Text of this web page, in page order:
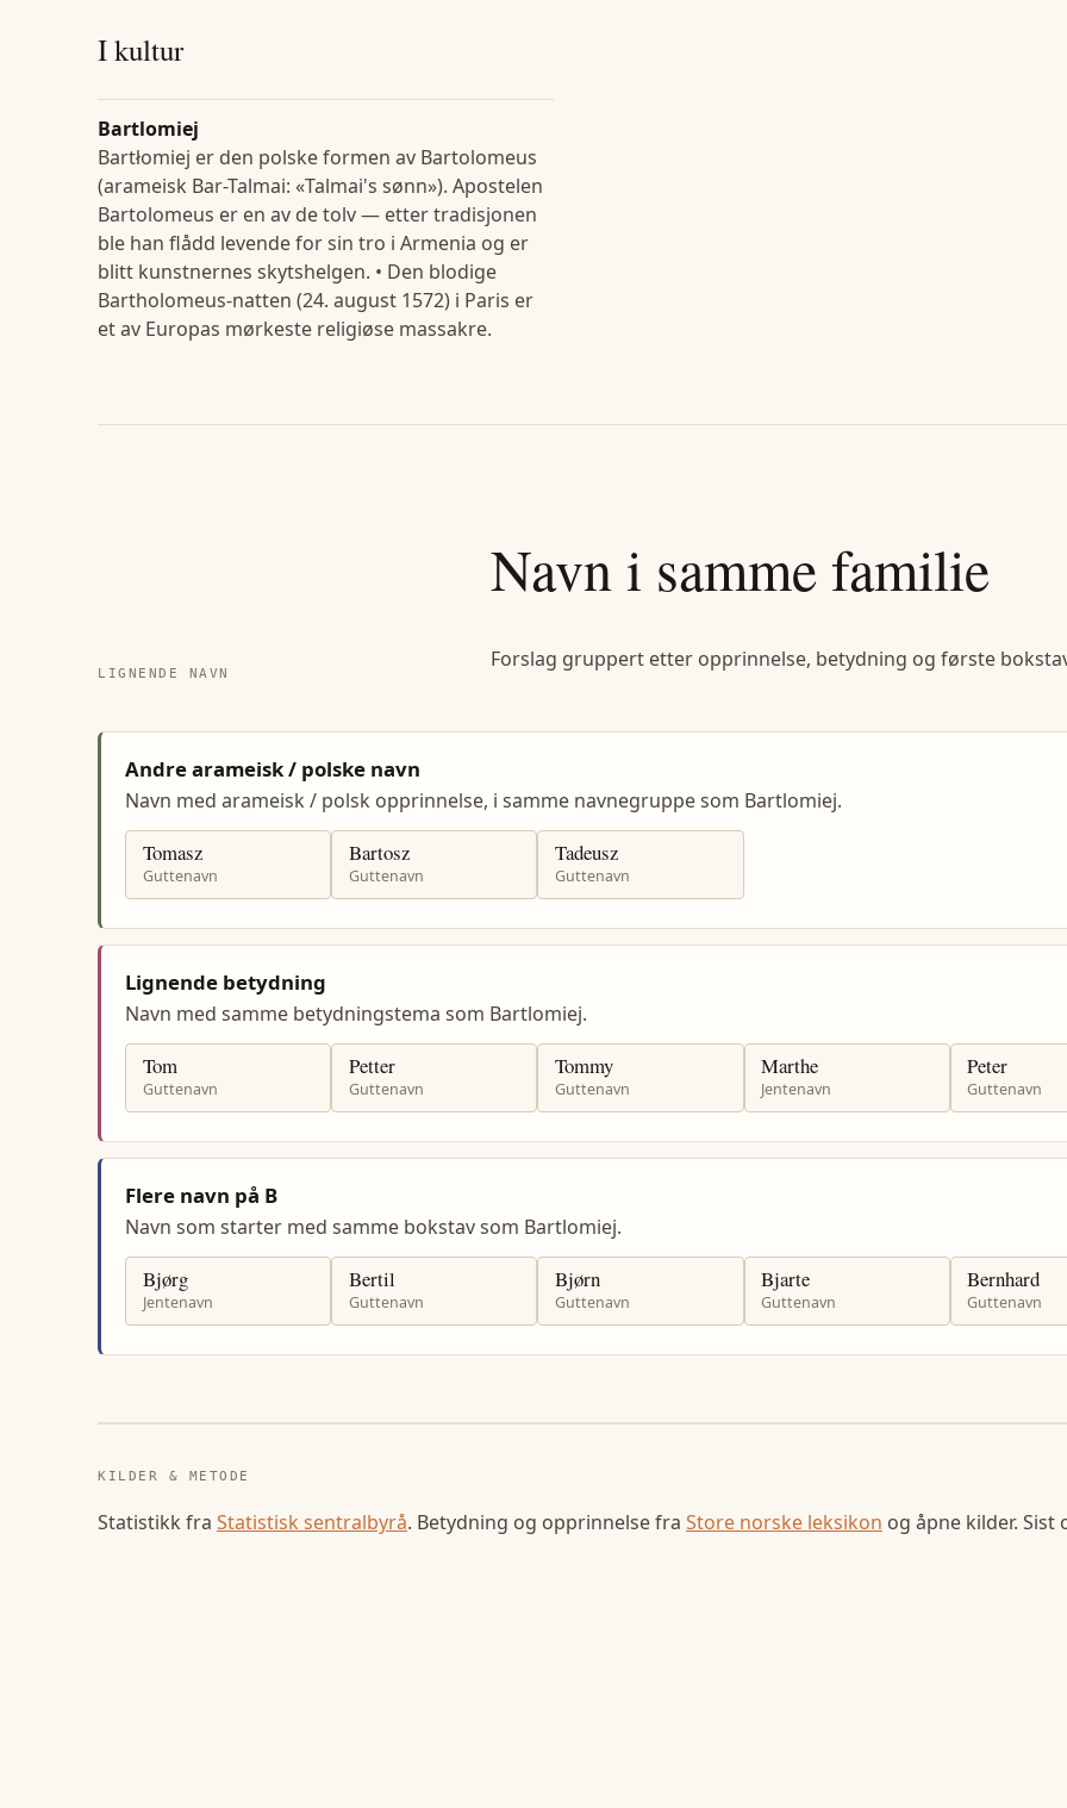
I kultur
Bartlomiej
Bartłomiej er den polske formen av Bartolomeus
(arameisk Bar-Talmai: «Talmai's sønn»). Apostelen
Bartolomeus er en av de tolv — etter tradisjonen
ble han flådd levende for sin tro i Armenia og er
blitt kunstnernes skytshelgen. • Den blodige
Bartholomeus-natten (24. august 1572) i Paris er
et av Europas mørkeste religiøse massakre.
LIGNENDE NAVN
Navn i samme familie
Forslag gruppert etter opprinnelse, betydning og første
Andre arameisk / polske navn
Navn med arameisk / polsk opprinnelse, i samme navnegruppe som Bartlomiej.
Tomasz
Guttenavn
Bartosz
Guttenavn
Tadeusz
Guttenavn
Lignende betydning
Navn med samme betydningstema som Bartlomiej.
Tom
Guttenavn
Petter
Guttenavn
Tommy
Guttenavn
Marthe
Jentenavn
Peter
Guttenavn
Flere navn på B
Navn som starter med samme bokstav som Bartlomiej.
Bjørg
Jentenavn
Bertil
Guttenavn
Bjørn
Guttenavn
Bjarte
Guttenavn
Bernhard
Guttenavn
KILDER & METODE
Statistikk fra Statistisk sentralbyrå. Betydning og opprinnelse fra Store norske leksikon og åpne kilder.